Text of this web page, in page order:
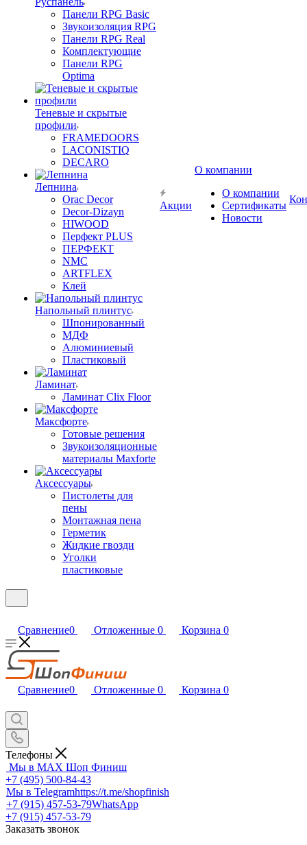
Панели RPG Basic
Звукоизоляция RPG
Панели RPG Real
Комплектующие
Панели RPG
Optima
Теневые и скрытые
профили
FRAMEDOORS
LACONISTIQ
DECARO
Лепнина
Orac Decor
Decor-Dizayn
HIWOOD
Перфект PLUS
ПЕРФЕКТ
NMC
ARTFLEX
Клей
Напольный плинтус
Шпонированный
МДФ
Алюминиевый
Пластиковый
Ламинат
Ламинат Clix Floor
Максфорте
Готовые решения
Звукоизоляционные
материалы Maxforte
Аксессуары
Пистолеты для
пены
Монтажная пена
Герметик
Жидкие гвозди
Уголки
пластиковые
Акции
О компании
О компании
Сертификаты
Новости
Сравнение0 Отложенные 0 Корзина 0
Сравнение0 Отложенные 0 Корзина 0
Телефоны
Мы в MAX Шоп Финиш
+7 (495) 500-84-43
Мы в Telegramhttps://t.me/shopfinish
+7 (915) 457-53-79WhatsApp
+7 (915) 457-53-79
Заказать звонок